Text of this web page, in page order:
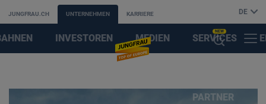
JUNGFRAU.CH UNTERNEHMEN KARRIERE DE
INVESTOREN MEDIEN SERVICES
PARTNER
NEW